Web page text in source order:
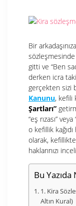
Bir
sözleşmesinde
gitti ve “Ben
derken icra
gerçekten sizi
Kanunu, kefili
Şartları”
“eş rızası”
o kefillik
olarak,
haklarınızı
Bu
1. Kira
Altın Kural)